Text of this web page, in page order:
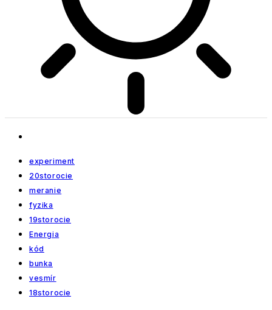
experiment
20storocie
meranie
fyzika
19storocie
Energia
kód
bunka
vesmír
18storocie